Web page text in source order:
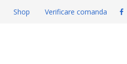
Shop Verificare comanda